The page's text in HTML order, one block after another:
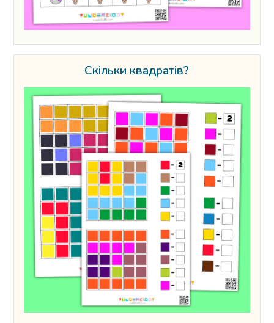
Скільки квадратів?